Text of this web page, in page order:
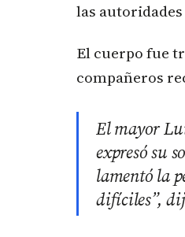
las
El cuerpo fue
compañeros
El mayor
expresó su
lamentó la
difíciles”,